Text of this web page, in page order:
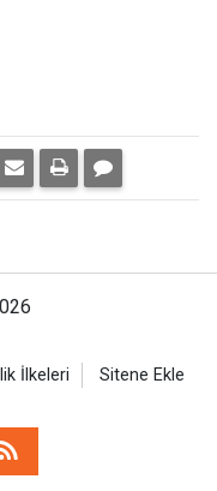
İlkeleri Sitene Ekle